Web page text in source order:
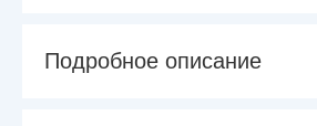
Подробное описание